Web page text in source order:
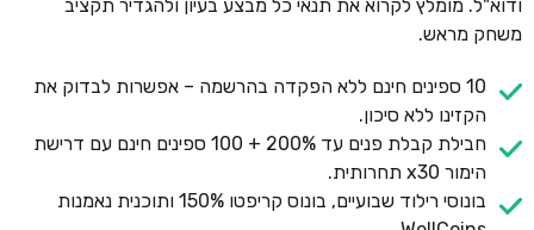
ודוא"ל. מומלץ לקרוא את תנאי כל מבצע בעיון ולהגדיר תקציב
משחק מראש.
10 ספינים חינם ללא הפקדה בהרשמה – אפשרות לבדוק את
הקזינו ללא סיכון.
חבילת קבלת פנים עד 200% + 100 ספינים חינם עם דרישת
הימור x30 תחרותית.
בונוסי רילוד שבועיים, בונוס קריפטו 150% ותוכנית נאמנות